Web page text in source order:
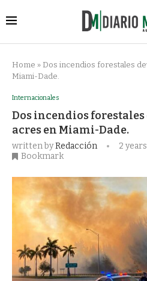
Home » Dos incendios forestales
Miami-Dade.
Internacionales
Dos incendios forestales
acres en Miami-Dade.
written byRedacción 2
Bookmark